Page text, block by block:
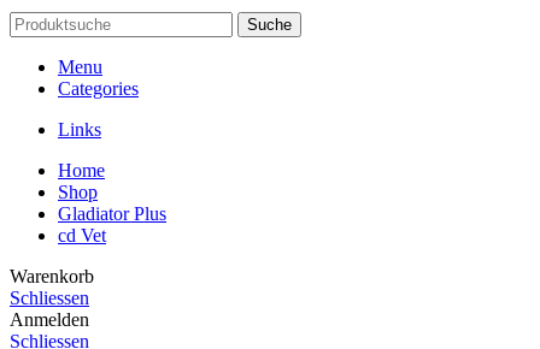
Suche
Menu
Categories
Links
Home
Shop
Gladiator Plus
cd Vet
Warenkorb
Schliessen
Anmelden
Schliessen